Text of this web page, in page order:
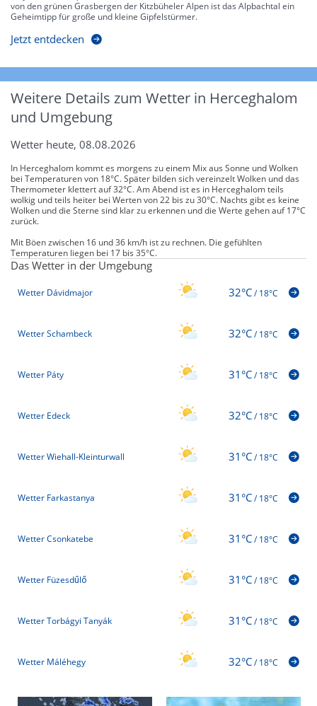
von den grünen Grasbergen der Kitzbüheler Alpen ist das Alpbachtal ein
Geheimtipp für große und kleine Gipfelstürmer.
Jetzt entdecken
Weitere Details zum Wetter in Herceghalom
und Umgebung
Wetter heute, 08.08.2026
In Herceghalom kommt es morgens zu einem Mix aus Sonne und Wolken
bei Temperaturen von 18°C. Später bilden sich vereinzelt Wolken und das
Thermometer klettert auf 32°C. Am Abend ist es in Herceghalom teils
wolkig und teils heiter bei Werten von 22 bis zu 30°C. Nachts gibt es keine
Wolken und die Sterne sind klar zu erkennen und die Werte gehen auf 17°C
zurück.
Mit Böen zwischen 16 und 36 km/h ist zu rechnen. Die gefühlten
Temperaturen liegen bei 17 bis 35°C.
Das Wetter in der Umgebung
Wetter Dávidmajor 32°C/18°C
Wetter Schambeck 32°C/18°C
Wetter Páty 31°C/18°C
Wetter Edeck 32°C/18°C
Wetter Wiehall-Kleinturwall 31°C/18°C
Wetter Farkastanya 31°C/18°C
Wetter Csonkatebe 31°C/18°C
Wetter Füzesdűlő 31°C/18°C
Wetter Torbágyi Tanyák 31°C/18°C
Wetter Máléhegy 32°C/18°C